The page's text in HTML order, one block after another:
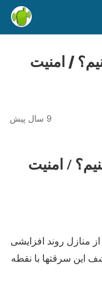
/ امنیت
9 سال پیش
/ امنیت
منازل روند افزایشی
این سرقتها با نقطه